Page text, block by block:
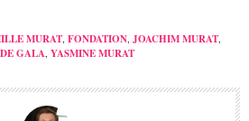
MURAT, FONDATION, JOACHIM MURAT,
GALA, YASMINE MURAT